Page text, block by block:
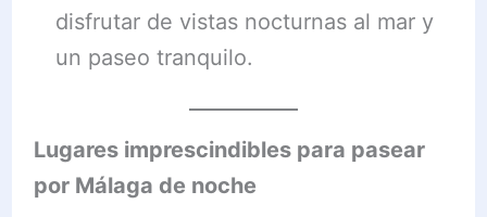
disfrutar de vistas nocturnas al mar y
un paseo tranquilo.
Lugares imprescindibles para pasear
por Málaga de noche